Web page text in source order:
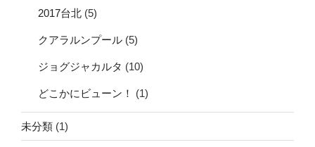
2017台北 (5)
クアラルンプール (5)
ジョグジャカルタ (10)
どこかにビューン！ (1)
未分類 (1)